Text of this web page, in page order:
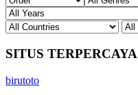
SITUS TERPERCAYA
birutoto